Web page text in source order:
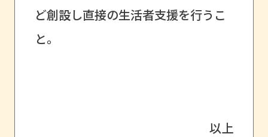
ど創設し直接の生活者支援を行うこ
と。
以上